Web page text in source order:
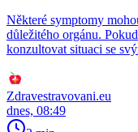
Některé symptomy
důležitého orgánu.
konzultovat situaci se
Zdravestravovani.eu
dnes, 08:49